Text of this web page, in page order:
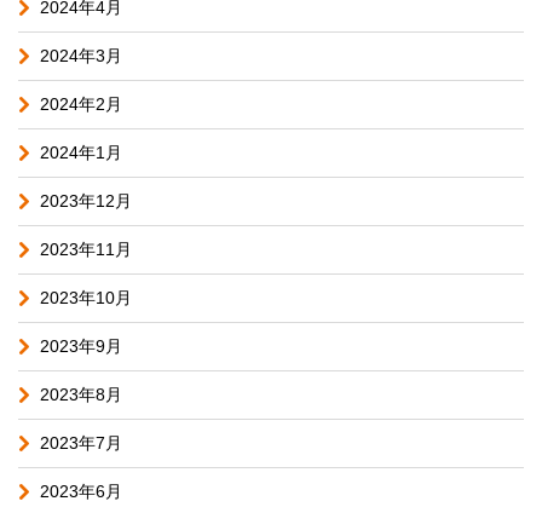
2024年4月
2024年3月
2024年2月
2024年1月
2023年12月
2023年11月
2023年10月
2023年9月
2023年8月
2023年7月
2023年6月